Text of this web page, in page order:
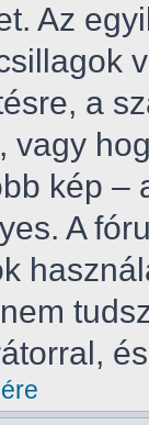
Az
a
vagy
kép –
A